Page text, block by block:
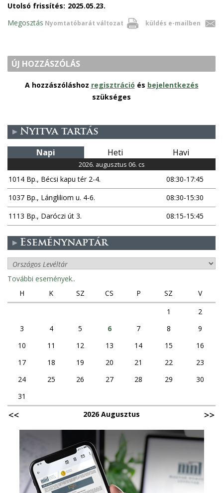
Utolsó frissítés: 2025.05.23.
Nyomtatóbarát változat küldés e-mailben
Megosztás
ÚJ HOZZÁSZÓLÁS
A hozzászóláshoz regisztráció és bejelentkezés
szükséges
Nyitva tartás
Napi Heti Havi
2026. augusztus 06. cs
1014 Bp., Bécsi kapu tér 2-4.
08:30-17:45
1037 Bp., Lángliliom u. 4-6.
08:30-15:30
1113 Bp., Daróczi út 3.
08:15-15:45
Eseménynaptár
További események..
H
K SZ CS P SZ
V
1
2
3
4 5 6 7 8
9
10
11 12 13 14 15
16
17
18 19 20 21 22
23
24
25 26 27 28 29
30
31
2026 Augusztus